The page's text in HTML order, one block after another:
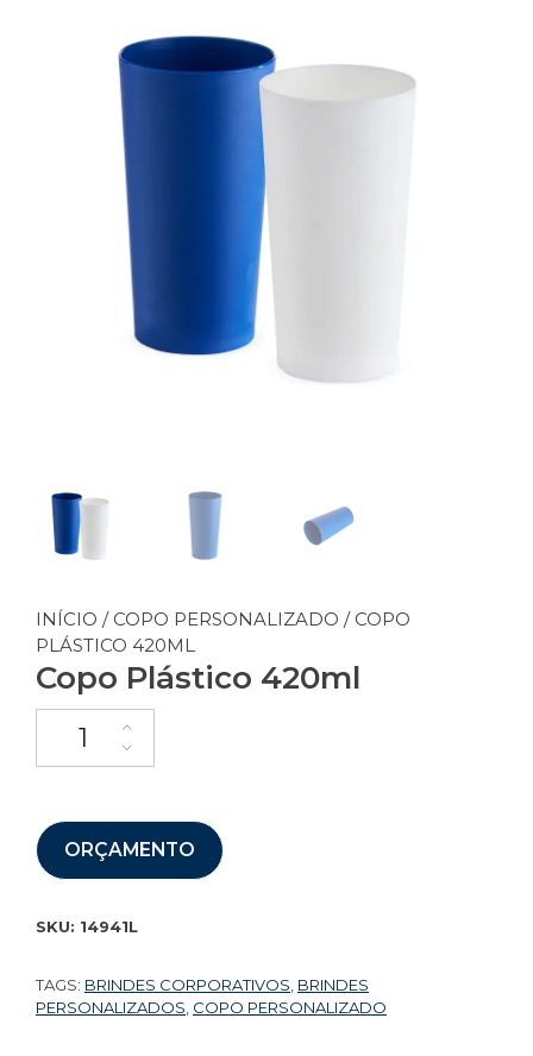
INÍCIO / COPO PERSONALIZADO / COPO
PLÁSTICO 420ML
Copo Plástico 420ml
ORÇAMENTO
SKU: 14941L
TAGS: BRINDES CORPORATIVOS BRINDES
PERSONALIZADOS COPO PERSONALIZADO